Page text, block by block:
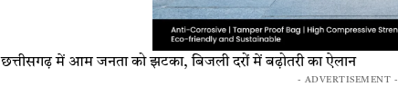
छत्तीसगढ़ में आम जनता को झटका, बिजली दरों में बढ़ोतरी का ऐलान
- ADVERTISEMENT -